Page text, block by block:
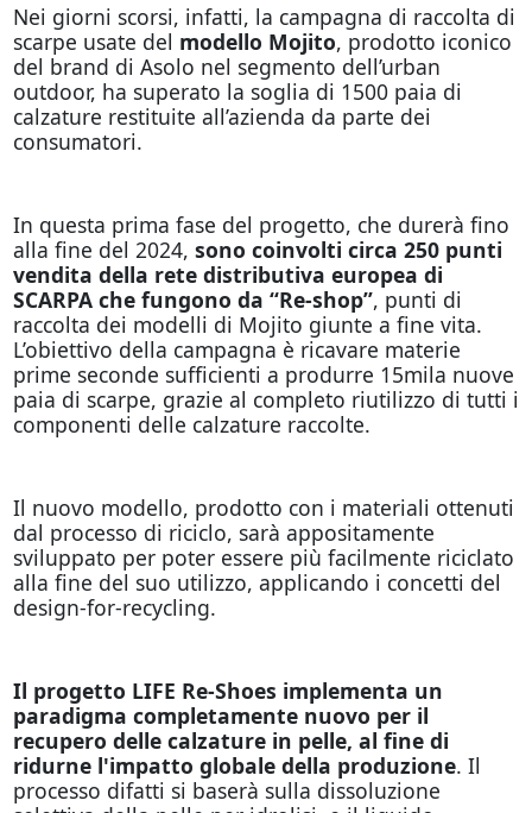
Nei giorni scorsi, infatti, la campagna di raccolta di
scarpe usate del modello Mojito, prodotto iconico
del brand di Asolo nel segmento dell’urban
outdoor, ha superato la soglia di 1500 paia di
calzature restituite all’azienda da parte dei
consumatori.
In questa prima fase del progetto, che durerà fino
alla fine del 2024, sono coinvolti circa 250 punti
vendita della rete distributiva europea di
SCARPA che fungono da “Re-shop”, punti di
raccolta dei modelli di Mojito giunte a fine vita.
L’obiettivo della campagna è ricavare materie
prime seconde sufficienti a produrre 15mila nuove
paia di scarpe, grazie al completo riutilizzo di tutti i
componenti delle calzature raccolte.
Il nuovo modello, prodotto con i materiali ottenuti
dal processo di riciclo, sarà appositamente
sviluppato per poter essere più facilmente riciclato
alla fine del suo utilizzo, applicando i concetti del
design-for-recycling.
Il progetto LIFE Re-Shoes implementa un
paradigma completamente nuovo per il
recupero delle calzature in pelle, al fine di
ridurne l'impatto globale della produzione. Il
processo difatti si baserà sulla dissoluzione